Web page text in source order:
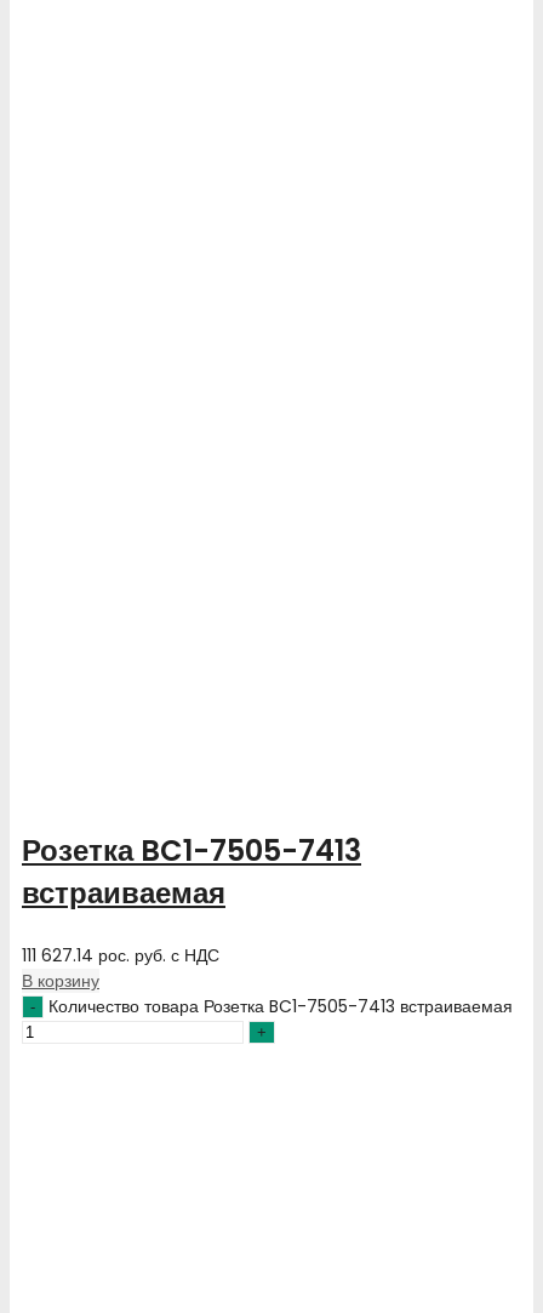
Розетка BC1-7505-7413
встраиваемая
111 627.14 рос. руб. с НДС
В корзину
Количество товара Розетка BC1-7505-7413 встраиваемая